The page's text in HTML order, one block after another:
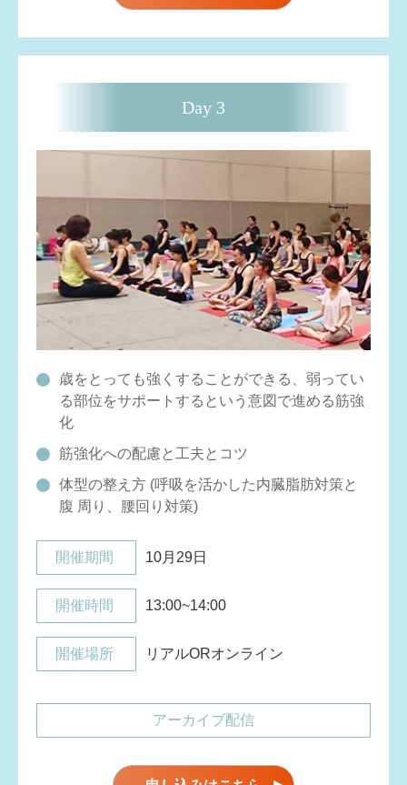
Day 3
歳をとっても強くすることができる、弱ってい
る部位をサポートするという意図で進める筋強
化
筋強化への配慮と工夫とコツ
体型の整え方 (呼吸を活かした内臓脂肪対策と
腹 周り、腰回り対策)
開催期間 10月29日
開催時間 13:00~14:00
開催場所 リアルORオンライン
アーカイブ配信